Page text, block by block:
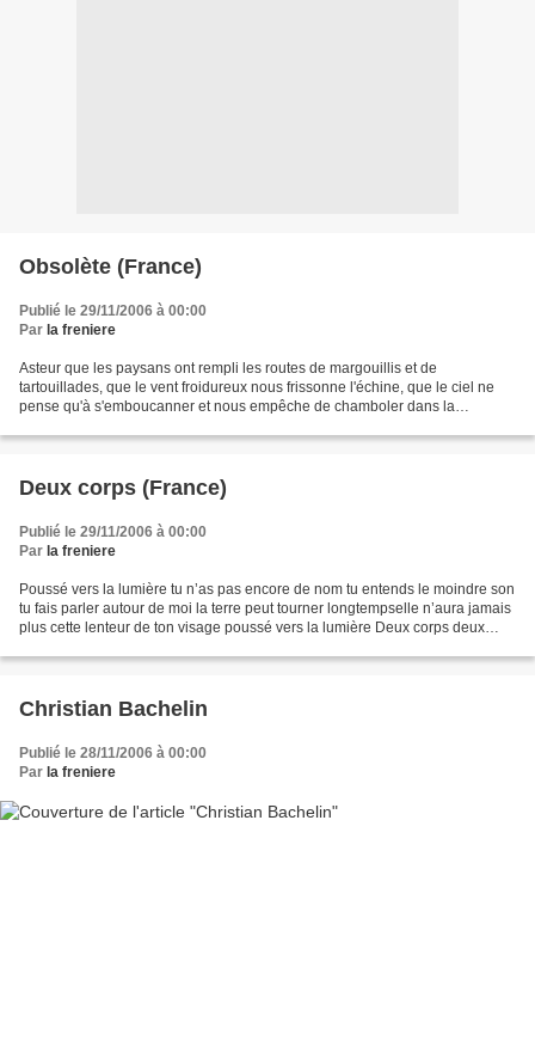
Obsolète (France)
Publié le 29/11/2006 à 00:00
Par la freniere
Asteur que les paysans ont rempli les routes de margouillis et de
tartouillades, que le vent froidureux nous frissonne l'échine, que le ciel ne
pense qu'à s'emboucanner et nous empêche de chamboler dans la
Deux corps (France)
Publié le 29/11/2006 à 00:00
Par la freniere
Poussé vers la lumière tu n’as pas encore de nom tu entends le moindre son
tu fais parler autour de moi la terre peut tourner longtempselle n’aura jamais
plus cette lenteur de ton visage poussé vers la lumière Deux corps deux
Christian Bachelin
Publié le 28/11/2006 à 00:00
Par la freniere